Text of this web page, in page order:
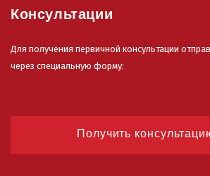
Консультации
Для получения первичной консультации
через специальную форму:
Получить